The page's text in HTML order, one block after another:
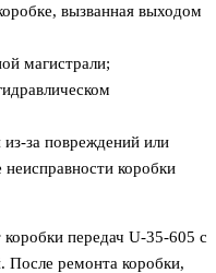
вызванная выходом
магистрали;
из-за повреждений или
коробки
передач U-35-605 с
После ремонта коробки,